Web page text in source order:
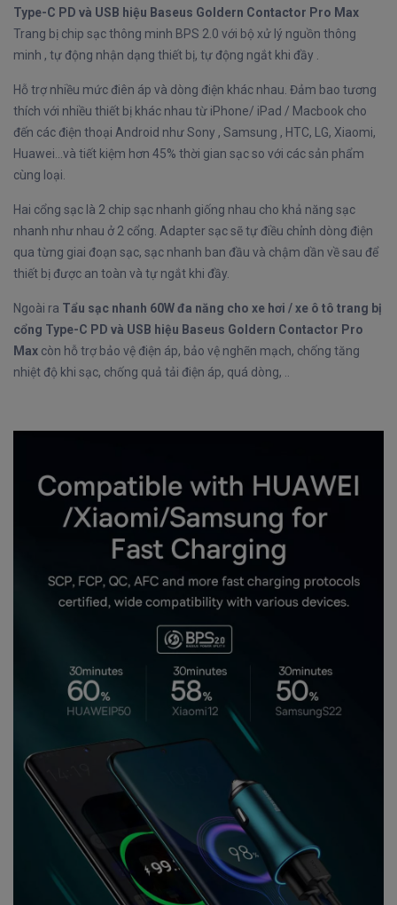
Type-C PD và USB hiệu Baseus Goldern Contactor Pro Max
Trang bị chip sạc thông minh BPS 2.0 với bộ xử lý nguồn thông
minh , tự động nhận dạng thiết bị, tự động ngắt khi đầy .
Hỗ trợ nhiều mức điên áp và dòng điện khác nhau. Đảm bao tương
thích với nhiều thiết bị khác nhau từ iPhone/ iPad / Macbook cho
đến các điện thoại Android như Sony , Samsung , HTC, LG, Xiaomi,
Huawei...và tiết kiệm hơn 45% thời gian sạc so với các sản phẩm
cùng loại.
Hai cổng sạc là 2 chip sạc nhanh giống nhau cho khả năng sạc
nhanh như nhau ở 2 cổng. Adapter sạc sẽ tự điều chỉnh dòng điện
qua từng giai đoạn sạc, sạc nhanh ban đầu và chậm dần về sau để
thiết bị được an toàn và tự ngắt khi đầy.
Ngoài ra Tẩu sạc nhanh 60W đa năng cho xe hơi / xe ô tô trang bị
cổng Type-C PD và USB hiệu Baseus Goldern Contactor Pro
Max còn hỗ trợ bảo vệ điện áp, bảo vệ nghẽn mạch, chống tăng
nhiệt độ khi sạc, chống quả tải điện áp, quá dòng, ..